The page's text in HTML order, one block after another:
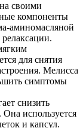
своими
компоненты
аминомасляной
для снятия
Мелисса
симптомы
снизить
используется
и капсул.